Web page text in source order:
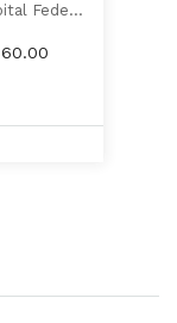
matheu 1763, Parque Patricios, Capital Federal
60.00